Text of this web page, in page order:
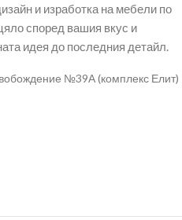
и изработка на мебели по
според вашия вкус и
идея до последния детайл.
№39А (комплекс Елит)